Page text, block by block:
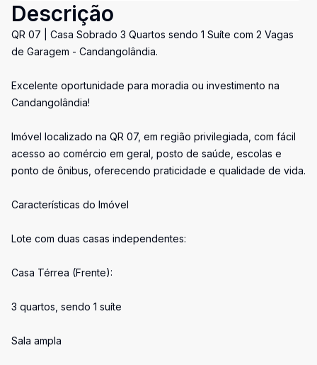
Descrição
QR 07 | Casa Sobrado 3 Quartos sendo 1 Suíte com 2 Vagas
de Garagem - Candangolândia.
Excelente oportunidade para moradia ou investimento na
Candangolândia!
Imóvel localizado na QR 07, em região privilegiada, com fácil
acesso ao comércio em geral, posto de saúde, escolas e
ponto de ônibus, oferecendo praticidade e qualidade de vida.
Características do Imóvel
Lote com duas casas independentes:
Casa Térrea (Frente):
3 quartos, sendo 1 suíte
Sala ampla